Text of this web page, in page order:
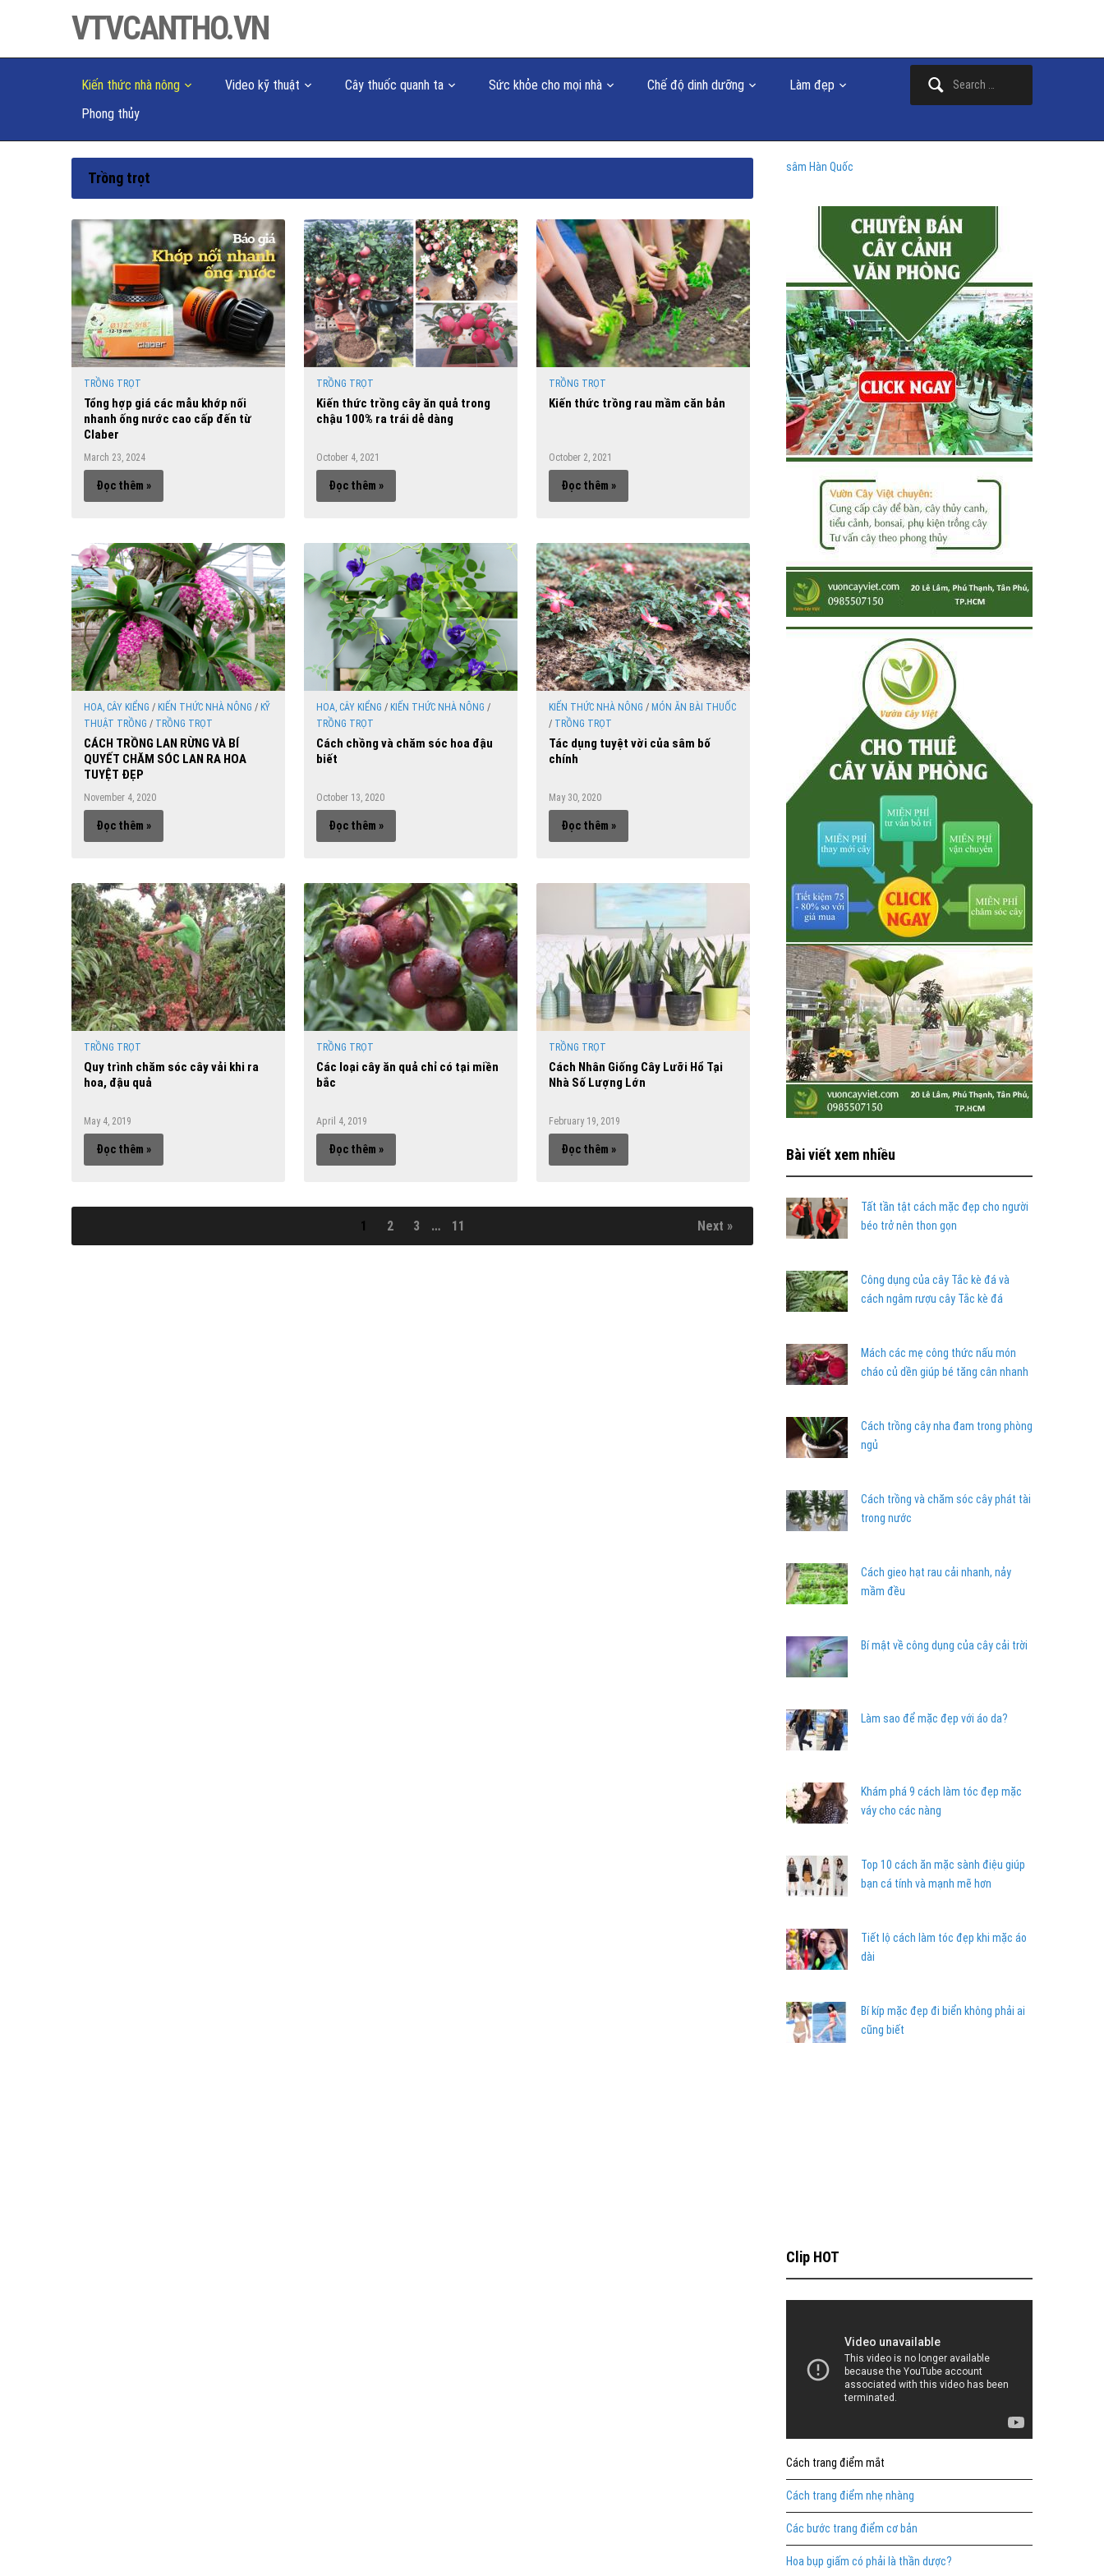
VTVCANTHO.VN
Kiến thức nhà nông Video kỹ thuật Cây thuốc quanh ta Sức khỏe cho mọi nhà Chế độ dinh dưỡng
Làm đẹp
Phong thủy
Trồng trọt
TRỒNG TRỌT
Tổng hợp giá các mẫu khớp nối
nhanh ống nước cao cấp đến từ
Claber
March 23, 2024
Đọc thêm »
TRỒNG TRỌT
Kiến thức trồng cây ăn quả trong
chậu 100% ra trái dễ dàng
October 4, 2021
Đọc thêm »
TRỒNG TRỌT
Kiến thức trồng rau mầm căn bản
October 2, 2021
Đọc thêm »
HOA, CÂY KIỂNG / KIẾN THỨC NHÀ NÔNG / KỸ
THUẬT TRỒNG / TRỒNG TRỌT
CÁCH TRỒNG LAN RỪNG VÀ BÍ
QUYẾT CHĂM SÓC LAN RA HOA
TUYỆT ĐẸP
November 4, 2020
Đọc thêm »
HOA, CÂY KIỂNG / KIẾN THỨC NHÀ NÔNG /
TRỒNG TRỌT
Cách chồng và chăm sóc hoa đậu
biết
October 13, 2020
Đọc thêm »
KIẾN THỨC NHÀ NÔNG / MÓN ĂN BÀI THUỐC
/ TRỒNG TRỌT
Tác dụng tuyệt vời của sâm bố
chính
May 30, 2020
Đọc thêm »
TRỒNG TRỌT
Quy trình chăm sóc cây vải khi ra
hoa, đậu quả
May 4, 2019
Đọc thêm »
TRỒNG TRỌT
Các loại cây ăn quả chỉ có tại miền
bắc
April 4, 2019
Đọc thêm »
TRỒNG TRỌT
Cách Nhân Giống Cây Lưỡi Hổ Tại
Nhà Số Lượng Lớn
February 19, 2019
Đọc thêm »
1 2 3 … 11 Next »
sâm Hàn Quốc
Bài viết xem nhiều
Tất tần tật cách mặc đẹp cho người
béo trở nên thon gọn
Công dụng của cây Tắc kè đá và
cách ngâm rượu cây Tắc kè đá
Mách các mẹ công thức nấu món
cháo củ dền giúp bé tăng cân nhanh
Cách trồng cây nha đam trong phòng
ngủ
Cách trồng và chăm sóc cây phát tài
trong nước
Cách gieo hạt rau cải nhanh, nảy
mầm đều
Bí mật về công dụng của cây cải trời
Làm sao để mặc đẹp với áo da?
Khám phá 9 cách làm tóc đẹp mặc
váy cho các nàng
Top 10 cách ăn mặc sành điệu giúp
bạn cá tính và mạnh mẽ hơn
Tiết lộ cách làm tóc đẹp khi mặc áo
dài
Bí kíp mặc đẹp đi biển không phải ai
cũng biết
Clip HOT
Cách trang điểm mắt
Cách trang điểm nhẹ nhàng
Các bước trang điểm cơ bản
Hoa bụp giấm có phải là thần dược?